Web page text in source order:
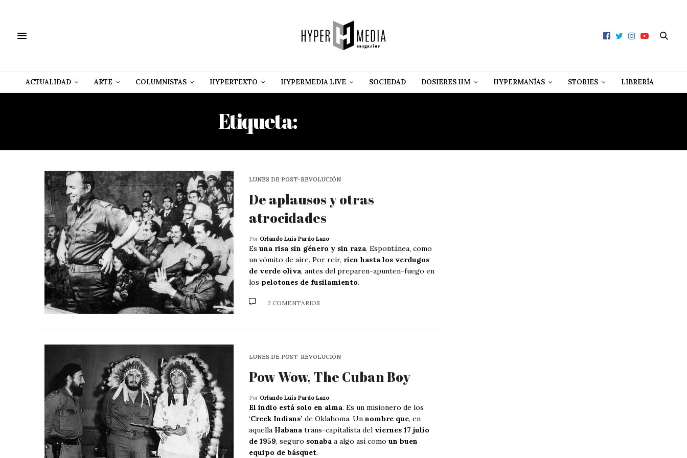
ACTUALIDAD ARTE COLUMNISTAS HYPERTEXTO HYPERMEDIA LIVE SOCIEDAD DOSIERES HM HYPERMANÍAS STORIES LIBRERÍA
Etiqueta:
LUNES DE POST-REVOLUCIÓN
De aplausos y otras
atrocidades
Por Orlando Luis Pardo Lazo
Es una risa sin género y sin raza. Espontánea, como
un vómito de aire. Por reír, ríen hasta los verdugos
de verde oliva, antes del preparen-apunten-fuego en
los pelotones de fusilamiento.
2 COMENTARIOS
LUNES DE POST-REVOLUCIÓN
Pow Wow, The Cuban Boy
Por Orlando Luis Pardo Lazo
El indio está solo en alma. Es un misionero de los
‘Creek Indians’ de Oklahoma. Un nombre que, en
aquella Habana trans-capitalista del viernes 17 julio
de 1959, seguro sonaba a algo así como un buen
equipo de básquet.